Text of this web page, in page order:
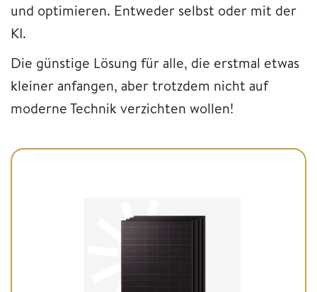
und optimieren. Entweder selbst oder mit der
KI.
Die günstige Lösung für alle, die erstmal etwas
kleiner anfangen, aber trotzdem nicht auf
moderne Technik verzichten wollen!